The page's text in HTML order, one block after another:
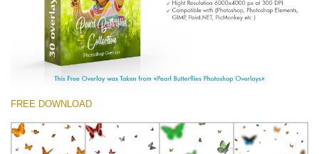
Kostenloser Download
FREE DOWNLOAD